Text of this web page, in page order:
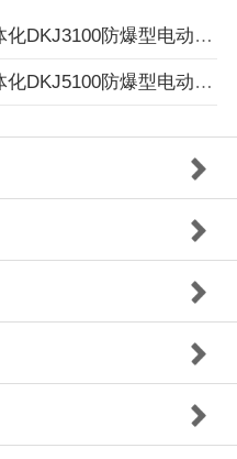
防爆型电动执行器
防爆型电动执行器